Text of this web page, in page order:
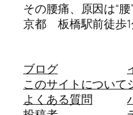
その腰痛、原因は“
京都 板橋駅前徒歩
ブログ
このサイトについて
よくある質問